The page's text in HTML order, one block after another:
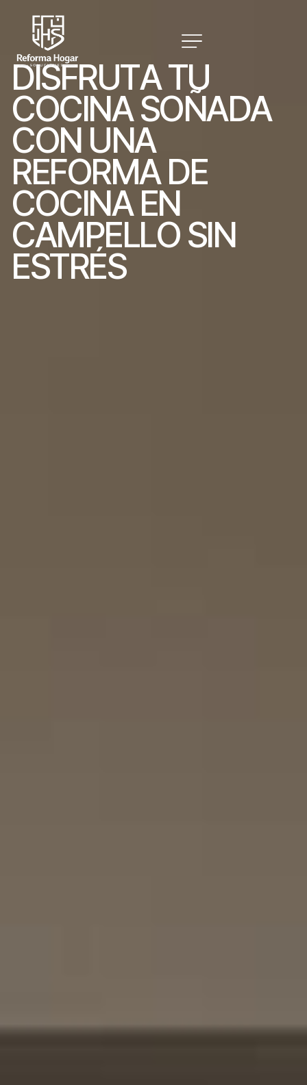
DISFRUTATU
COCINA SOÑADA
CON UNA
REFORMA DE
COCINA EN
CAMPELLO SIN
ESTRÉS